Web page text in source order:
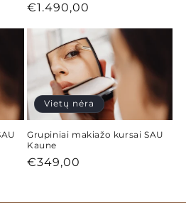
Įprasta
€1.490,00
Vietų nėra
Grupiniai makiažo kursai SAU
Kaune
Įprasta
€349,00